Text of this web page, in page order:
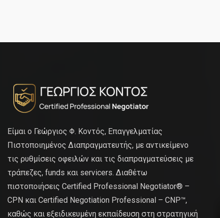
Είμαι ο Γεώργιος Φ. Κοντός, Επαγγελματίας
Πιστοποιημένος Διαπραγματευτής, με αντικείμενο
τις ρυθμίσεις οφειλών και τις διαπραγματεύσεις με
τράπεζες, funds και servicers. Διαθέτω
πιστοποιήσεις Certified Professional Negotiator® –
CPN και Certified Negotiation Professional – CNP™,
καθώς και εξειδικευμένη εκπαίδευση στη στρατηγική